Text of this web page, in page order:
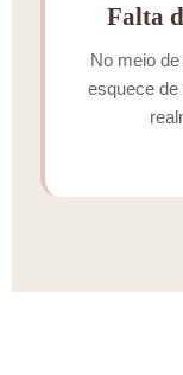
Falta
No meio
esquece de